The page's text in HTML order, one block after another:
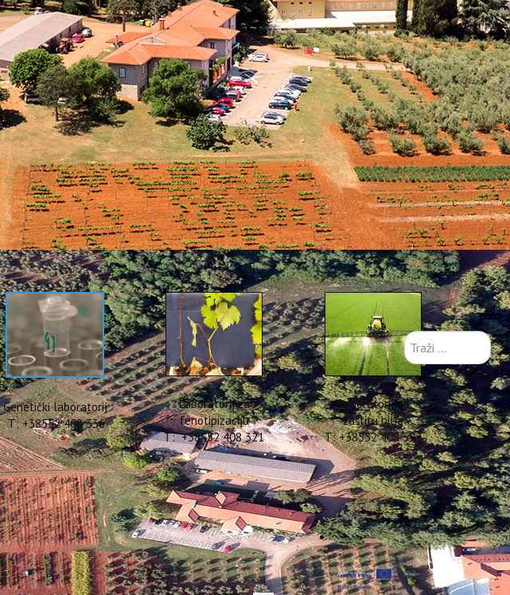
Genetički laboratorij
T: +38552 408 336
Laboratorij za
fenotipizaciju
T: +38552 408 321
Laboratorij za
zaštitu bilja
T: +38552 408 322
na Ljetnoj
Rijeka-Pula 2024
Traži
...